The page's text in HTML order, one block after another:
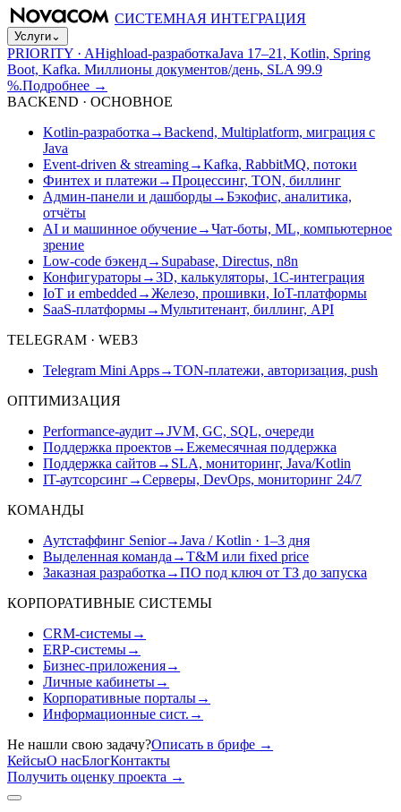
СИСТЕМНАЯ ИНТЕГРАЦИЯ
Услуги⌄
PRIORITY · AHighload-разработкаJava 17–21, Kotlin, Spring
Boot, Kafka. Миллионы документов/день, SLA 99.9
%.Подробнее →
BACKEND · ОСНОВНОЕ
Kotlin-разработка →Backend, Multiplatform, миграция с
Java
Event-driven & streaming→Kafka, RabbitMQ, потоки
Финтех и платежи →Процессинг, TON, биллинг
Админ-панели и дашборды→Бэкофис, аналитика,
отчёты
AI и машинное обучение→Чат-боты, ML, компьютерное
зрение
Low-code бэкенд→ Supabase, Directus, n8n
Конфигураторы→3D, калькуляторы, 1С-интеграция
IoT и embedded →Железо, прошивки, IoT-платформы
SaaS-платформы→Мультитенант, биллинг, API
TELEGRAM · WEB3
Telegram Mini Apps→TON-платежи, авторизация, push
ОПТИМИЗАЦИЯ
Performance-аудит→JVM, GC, SQL, очереди
Поддержка проектов →Ежемесячная поддержка
Поддержка сайтов → SLA, мониторинг, Java/Kotlin
IT-аутсорсинг→Серверы, DevOps, мониторинг 24/7
КОМАНДЫ
Аутстаффинг Senior→Java / Kotlin · 1–3 дня
Выделенная команда →T&M или fixed price
Заказная разработка →ПО под ключ от ТЗ до запуска
КОРПОРАТИВНЫЕ СИСТЕМЫ
CRM-системы→
ERP-системы→
Бизнес-приложения→
Личные кабинеты→
Корпоративные порталы→
Информационные сист. →
Не нашли свою задачу?Описать в брифе →
КейсыО насБлогКонтакты
Получить оценку проекта →